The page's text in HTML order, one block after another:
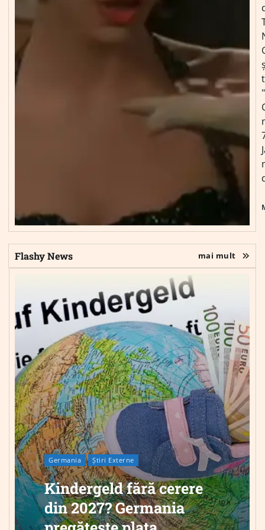
Flashy News mai mult
Germania Știri Externe
Kindergeld fără cerere
din 2027? Germania